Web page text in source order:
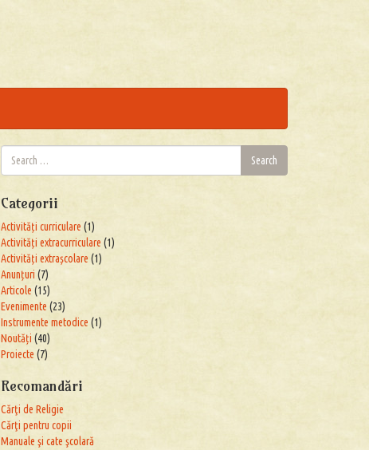
Search
for:
Search
Categorii
Activități curriculare (1)
Activități extracurriculare (1)
Activități extrașcolare (1)
Anunțuri (7)
Articole (15)
Evenimente (23)
Instrumente metodice (1)
Noutăți (40)
Proiecte (7)
Recomandări
Cărţi de Religie
Cărţi pentru copii
Manuale şi cate şcolară